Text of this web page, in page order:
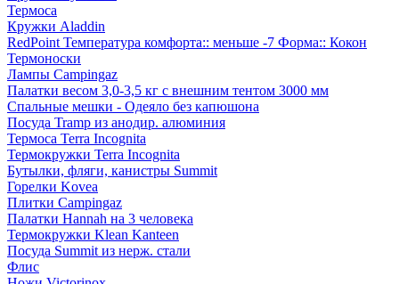
Термоса
Кружки Aladdin
RedPoint Температура комфорта:: меньше -7 Форма:: Кокон
Термоноски
Лампы Campingaz
Палатки весом 3,0-3,5 кг с внешним тентом 3000 мм
Спальные мешки - Одеяло без капюшона
Посуда Tramp из анодир. алюминия
Термоса Terra Incognita
Термокружки Terra Incognita
Бутылки, фляги, канистры Summit
Горелки Kovea
Плитки Campingaz
Палатки Hannah на 3 человека
Термокружки Klean Kanteen
Посуда Summit из нерж. стали
Флис